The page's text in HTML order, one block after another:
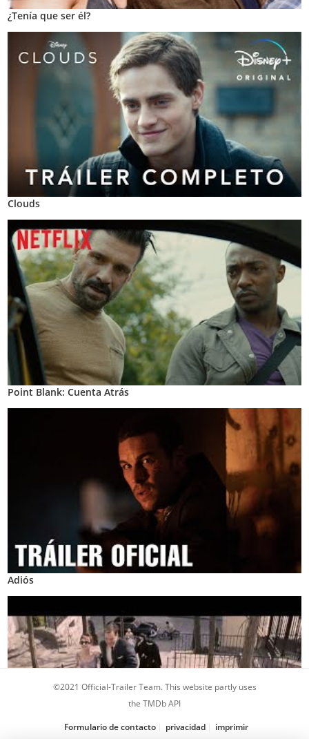
¿Tenía que ser él?
Clouds
Point Blank: Cuenta Atrás
Adiós
©2021 Official-Trailer Team. This website partly uses
the TMDb API
Formulario de contacto
privacidad imprimir